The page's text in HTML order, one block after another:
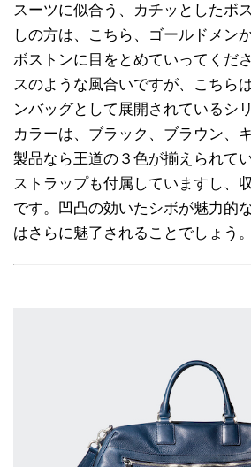
スーツに似合う、カチッとしたボ
しの方は、こちら、ゴールドメン
ボストンに目をとめていってくだ
スのような風合いですが、こちら
ンバッグとして展開されているシ
カラーは、ブラック、ブラウン、
製品なら王道の３色が揃えられて
ストラップも付属していますし、
です。凹凸の効いたシボが魅力的
はさらに魅了されることでしょう。